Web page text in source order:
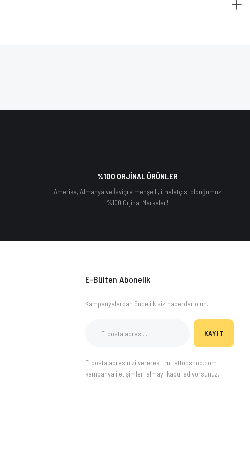
%100 ORJİNAL ÜRÜNLER
Amerika, Almanya ve İsviçre menşeili, ithalatçısı olduğumuz
%100 Orjinal Markalar!
E-Bülten Abonelik
Kampanyalardan önce ilk siz haberdar olun.
KAYIT
E-posta adresinizi vererek, tmttattooshop.com
kampanya iletişimleri almayı kabul ediyorsunuz.